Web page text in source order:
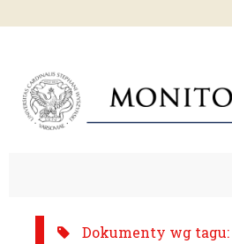
Dokumenty wg